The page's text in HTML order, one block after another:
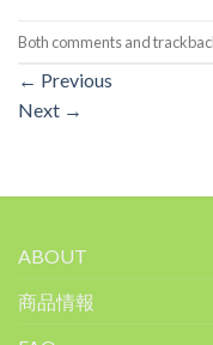
Both comments and
← Previous
Next →
ABOUT
商品情報